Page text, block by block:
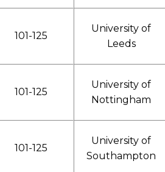
101-125
University of
Leeds
101-125
University of
Nottingham
101-125
University of
Southampton